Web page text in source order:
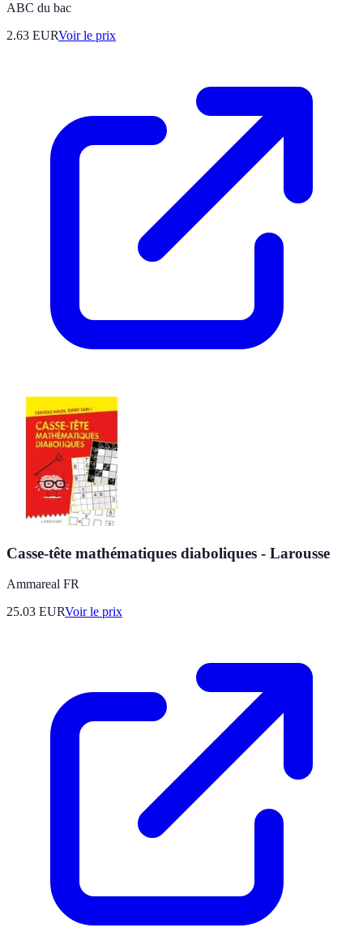
ABC du bac
2.63 EURVoir le prix
Casse-tête mathématiques diaboliques - Larousse
Ammareal FR
25.03 EURVoir le prix